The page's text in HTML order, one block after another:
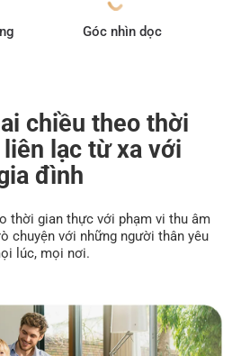
Góc nhìn dọc
chiều theo thời
lạc từ xa với
đình
thời gian thực với phạm vi thu âm
chuyện với những người thân yêu
lúc, mọi nơi.